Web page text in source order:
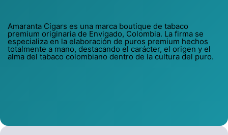
Amaranta Cigars es una marca boutique de tabaco
premium originaria de Envigado, Colombia. La firma se
especializa en la elaboración de puros premium hechos
totalmente a mano, destacando el carácter, el origen y el
alma del tabaco colombiano dentro de la cultura del puro.